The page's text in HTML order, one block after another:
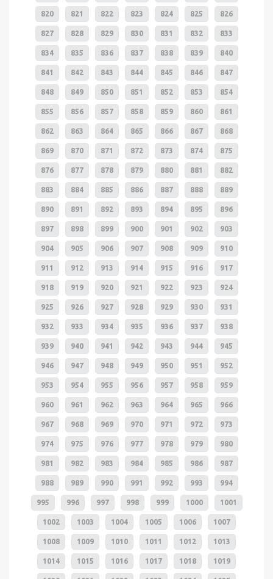
820 821 822 823 824 825 826
827 828 829 830 831 832 833
834 835 836 837 838 839 840
841 842 843 844 845 846 847
848 849 850 851 852 853 854
855 856 857 858 859 860 861
862 863 864 865 866 867 868
869 870 871 872 873 874 875
876 877 878 879 880 881 882
883 884 885 886 887 888 889
890 891 892 893 894 895 896
897 898 899 900 901 902 903
904 905 906 907 908 909 910
911 912 913 914 915 916 917
918 919 920 921 922 923 924
925 926 927 928 929 930 931
932 933 934 935 936 937 938
939 940 941 942 943 944 945
946 947 948 949 950 951 952
953 954 955 956 957 958 959
960 961 962 963 964 965 966
967 968 969 970 971 972 973
974 975 976 977 978 979 980
981 982 983 984 985 986 987
988 989 990 991 992 993 994
995 996 997 998 999 1000 1001
1002 1003 1004 1005 1006 1007
1008 1009 1010 1011 1012 1013
1014 1015 1016 1017 1018 1019